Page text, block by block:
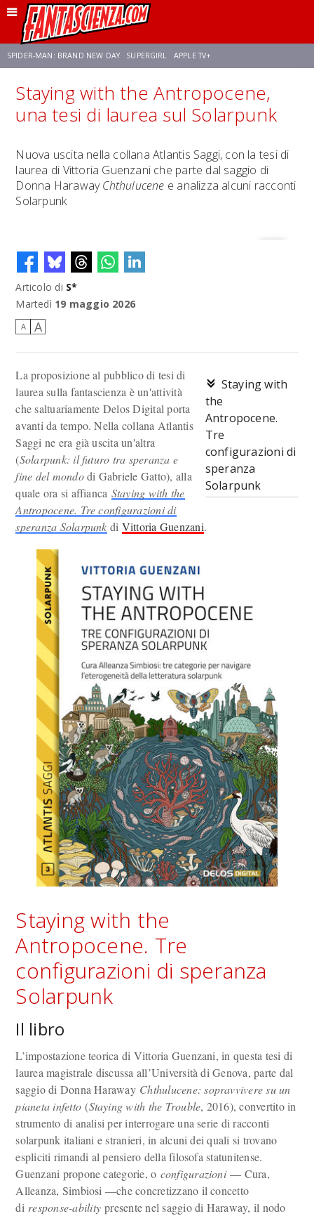
SPIDER-MAN: BRAND NEW DAY SUPERGIRL APPLE TV+
FRANCO RICCIARDIELLO ZENDAYA STAR TREK AVENGERS: DOOMSDAY
Staying with the Antropocene,
una tesi di laurea sul Solarpunk
Nuova uscita nella collana Atlantis Saggi, con la tesi di
laurea di Vittoria Guenzani che parte dal saggio di
Donna HarawayChthulucene e analizza alcuni racconti
Solarpunk
Articolo di S*
Martedì 19 maggio 2026
A A
Staying with
the
Antropocene.
Tre
configurazioni di
speranza
Solarpunk
La proposizione al pubblico di tesi di
laurea sulla fantascienza è un'attività
che saltuariamente Delos Digital porta
avanti da tempo. Nella collana Atlantis
Saggi ne era già uscita un'altra
(Solarpunk: il futuro tra speranza e
fine del mondodi Gabriele Gatto), alla
quale ora si affianca Staying with the
Antropocene. Tre configurazioni di
speranza Solarpunk di Vittoria Guenzani.
Staying with the
Antropocene. Tre
configurazioni di speranza
Solarpunk
Il libro
L’impostazione teorica di Vittoria Guenzani, in questa tesi di
laurea magistrale discussa all’Università di Genova, parte dal
saggio di Donna Haraway Chthulucene: sopravvivere su un
pianeta infetto(Staying with the Trouble, 2016), convertito in
strumento di analisi per interrogare una serie di racconti
solarpunk italiani e stranieri, in alcuni dei quali si trovano
espliciti rimandi al pensiero della filosofa statunitense.
Guenzani propone categorie, o configurazioni— Cura,
Alleanza, Simbiosi —che concretizzano il concetto
di response-abilitypresente nel saggio di Haraway, il nodo